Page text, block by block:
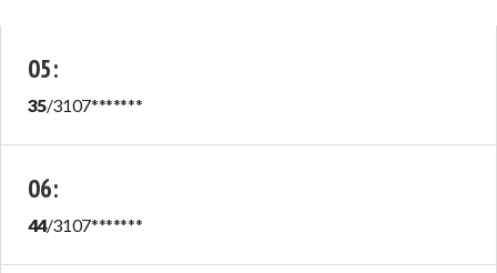
05:
35/3107*******
06:
44/3107*******